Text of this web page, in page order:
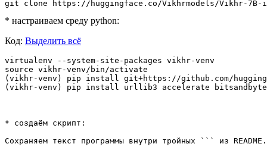
* настраиваем среду python:
Код: Выделить всё
virtualenv --system-site-packages vikhr-venv
source vikhr-venv/bin/activate
(vikhr-venv) pip install git+https://github.com/
(vikhr-venv) pip install urllib3 accelerate bitsandbytes
* создаём скрипт: